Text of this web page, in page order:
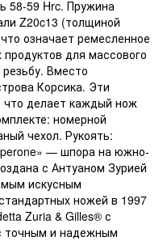
58-59 Hrc. Пружина
Z20c13 (толщиной
означает ремесленное
для массового
Вместо
Корсика. Эти
что делает каждый нож
номерной
чехол. Рукоять:
— шпора на южно-
с Антуаном Зурией
искусным
ножей в 1997
Zuria & Gilles® с
точным и надежным